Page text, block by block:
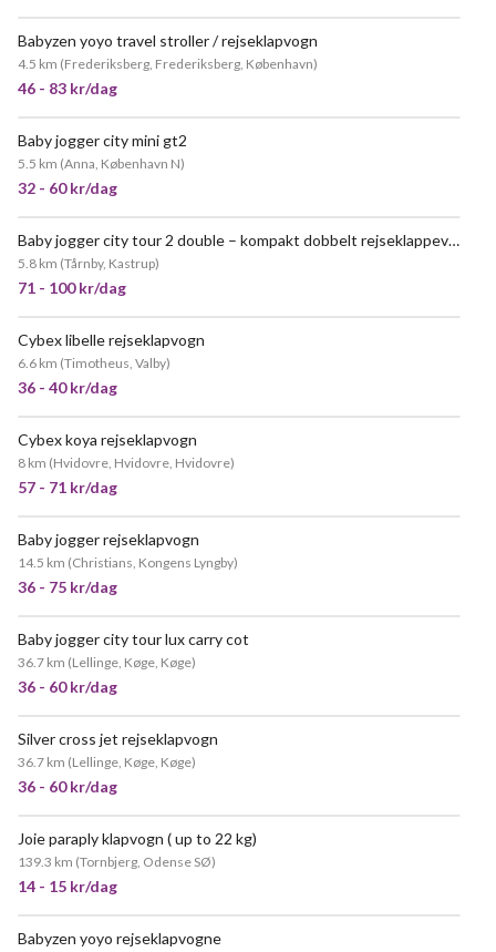
Babyzen yoyo travel stroller / rejseklapvogn
4.5 km (Frederiksberg, Frederiksberg, København)
46 - 83 kr/dag
Baby jogger city mini gt2
5.5 km (Anna, København N)
32 - 60 kr/dag
Baby jogger city tour 2 double – kompakt dobbelt rejseklappevogn 👶👶
5.8 km (Tårnby, Kastrup)
71 - 100 kr/dag
Cybex libelle rejseklapvogn
6.6 km (Timotheus, Valby)
36 - 40 kr/dag
Cybex koya rejseklapvogn
8 km (Hvidovre, Hvidovre, Hvidovre)
57 - 71 kr/dag
Baby jogger rejseklapvogn
14.5 km (Christians, Kongens Lyngby)
36 - 75 kr/dag
Baby jogger city tour lux carry cot
36.7 km (Lellinge, Køge, Køge)
36 - 60 kr/dag
Silver cross jet rejseklapvogn
36.7 km (Lellinge, Køge, Køge)
36 - 60 kr/dag
Joie paraply klapvogn ( up to 22 kg)
139.3 km (Tornbjerg, Odense SØ)
14 - 15 kr/dag
Babyzen yoyo rejseklapvogne